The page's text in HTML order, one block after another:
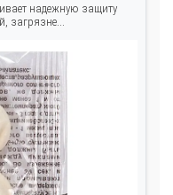
надежную защиту
загрязне...